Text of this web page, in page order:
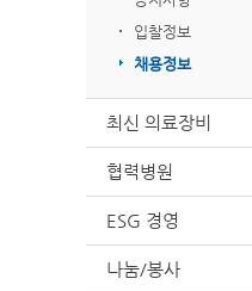
입찰정보
채용정보
최신 의료장비
협력병원
ESG 경영
나눔/봉사